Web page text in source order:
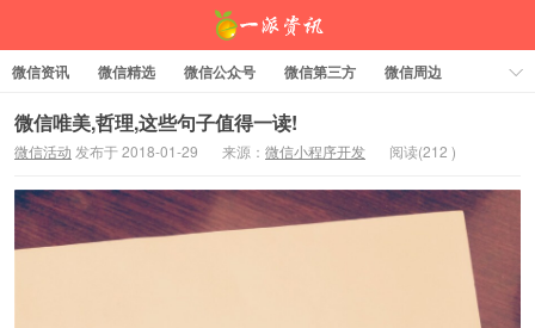
一派资讯
微信资讯 微信精选 微信公众号 微信第三方
微信周边
资料下载
标签云
微信唯美,哲理,这些句子值得一读!
微信活动 发布于 2018-01-29 来源： 微信小程序开发 阅读(212 )